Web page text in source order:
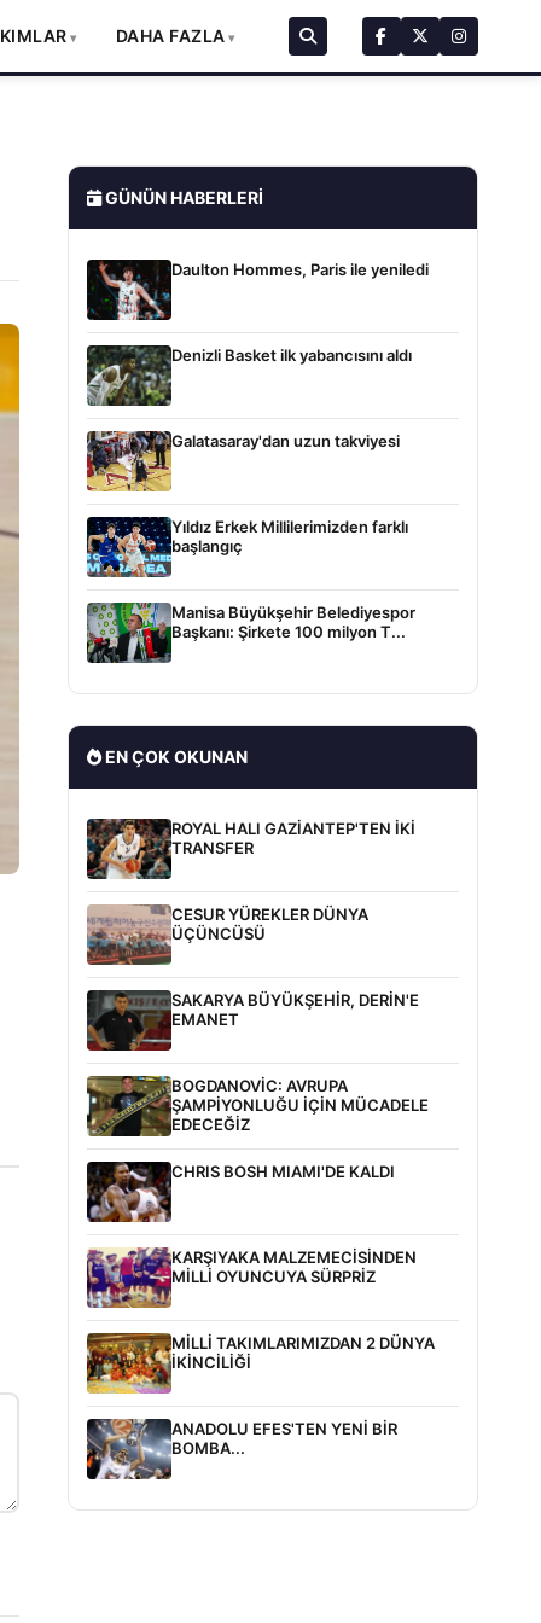
DAHA FAZLA
GÜNÜN HABERLERI
Daulton Hommes, Paris ile yeniledi
Denizli Basket ilk yabancısını aldı
Galatasaray'dan uzun takviyesi
Yıldız Erkek Millilerimizden farklı
başlangıç
Manisa Büyükşehir Belediyespor
Başkanı: Şirkete 100 milyon T...
EN ÇOK OKUNAN
ROYAL HALI GAZİANTEP'TEN İKİ
TRANSFER
CESUR YÜREKLER DÜNYA
ÜÇÜNCÜSÜ
SAKARYA BÜYÜKŞEHİR, DERİN'E
EMANET
BOGDANOVİC: AVRUPA
ŞAMPİYONLUĞU İÇİN MÜCADELE
EDECEĞİZ
CHRIS BOSH MIAMI'DE KALDI
KARŞIYAKA MALZEMECİSİNDEN
MİLLİ OYUNCUYA SÜRPRİZ
MİLLİ TAKIMLARIMIZDAN 2 DÜNYA
İKİNCİLİĞİ
ANADOLU EFES'TEN YENİ BİR
BOMBA...